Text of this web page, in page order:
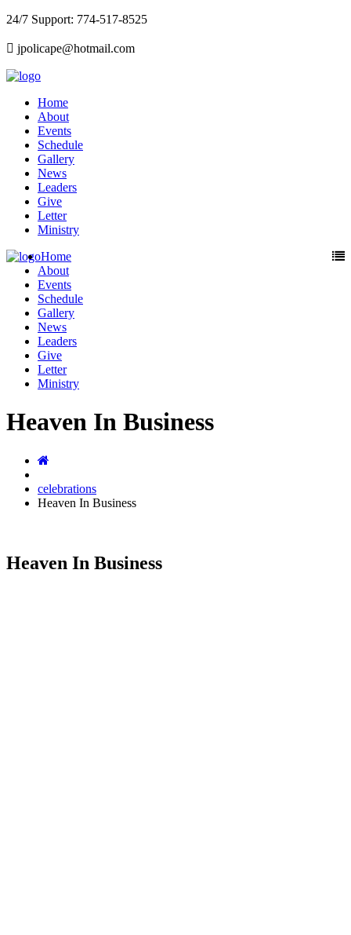
24/7 Support: 774-517-8525
jpolicape@hotmail.com
Home
About
Events
Schedule
Gallery
News
Leaders
Give
Letter
Ministry
Home
About
Events
Schedule
Gallery
News
Leaders
Give
Letter
Ministry
Heaven In Business
celebrations
Heaven In Business
Heaven In Business